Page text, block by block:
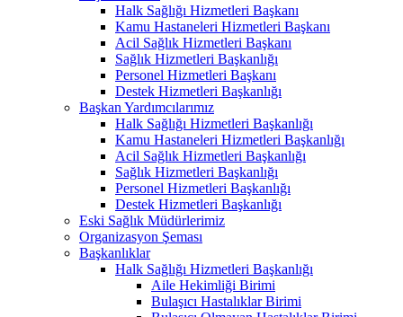
Halk Sağlığı Hizmetleri Başkanı
Kamu Hastaneleri Hizmetleri Başkanı
Acil Sağlık Hizmetleri Başkanı
Sağlık Hizmetleri Başkanlığı
Personel Hizmetleri Başkanı
Destek Hizmetleri Başkanlığı
Başkan Yardımcılarımız
Halk Sağlığı Hizmetleri Başkanlığı
Kamu Hastaneleri Hizmetleri Başkanlığı
Acil Sağlık Hizmetleri Başkanlığı
Sağlık Hizmetleri Başkanlığı
Personel Hizmetleri Başkanlığı
Destek Hizmetleri Başkanlığı
Eski Sağlık Müdürlerimiz
Organizasyon Şeması
Başkanlıklar
Halk Sağlığı Hizmetleri Başkanlığı
Aile Hekimliği Birimi
Bulaşıcı Hastalıklar Birimi